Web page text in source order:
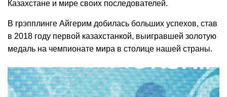
Казахстане и мире своих последователей.
В грэпплинге Айгерим добилась больших успехов, став
в 2018 году первой казахстанкой, выигравшей золотую
медаль на чемпионате мира в столице нашей страны.